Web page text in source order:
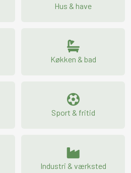
Hus & have
Køkken & bad
Sport & fritid
Industri & værksted